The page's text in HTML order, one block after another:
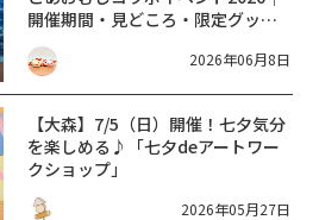
開催期間・見どころ・限定グッズ
まとめ
2026年06月8日
【大森】7/5（日）開催！七夕気分
を楽しめる♪「七夕deアートワー
クショップ」
2026年05月27日